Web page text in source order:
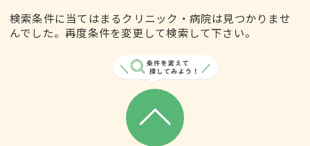
検索条件に当てはまるクリニック・病院は見つかりませ
んでした。再度条件を変更して検索して下さい。